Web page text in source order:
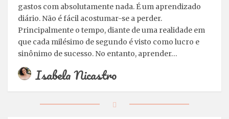
gastos com absolutamente nada. É um aprendizado
diário. Não é fácil acostumar-se a perder.
Principalmente o tempo, diante de uma realidade em
que cada milésimo de segundo é visto como lucro e
sinônimo de sucesso. No entanto, aprender…
Isabela Nicastro